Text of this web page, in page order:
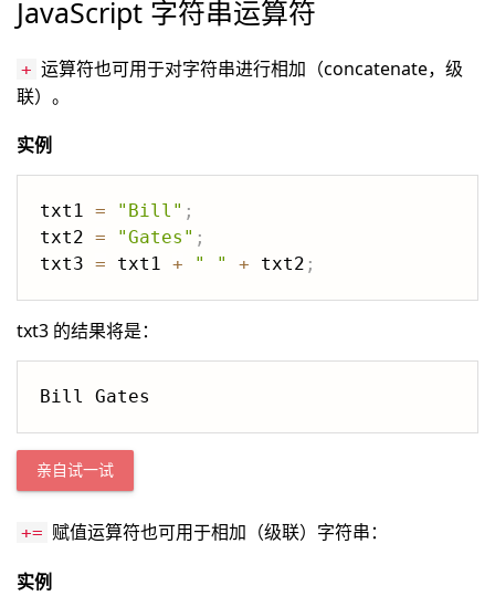
JavaScript 字符串运算符
+ 运算符也可用于对字符串进行相加（concatenate，级
联）。
实例
txt1 = "Bill" ;
txt2 = "Gates" ;
txt3 = txt1 + " " + txt2 ;
txt3 的结果将是：
Bill Gates
亲自试一试
+= 赋值运算符也可用于相加（级联）字符串：
实例